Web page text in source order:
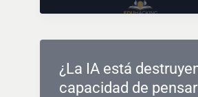
¿La IA está
capacidad de